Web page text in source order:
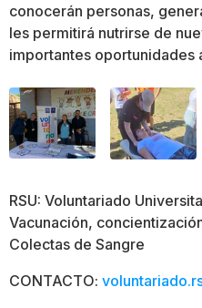
conocerán personas,
les permitirá nutrirse de
importantes oportunidades
RSU: Voluntariado
Vacunación,
Colectas de Sangre
CONTACTO: